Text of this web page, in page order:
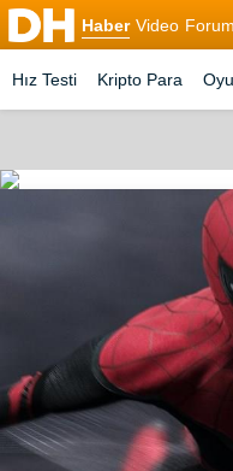
Haber Video Forum
Hız Testi Kripto Para